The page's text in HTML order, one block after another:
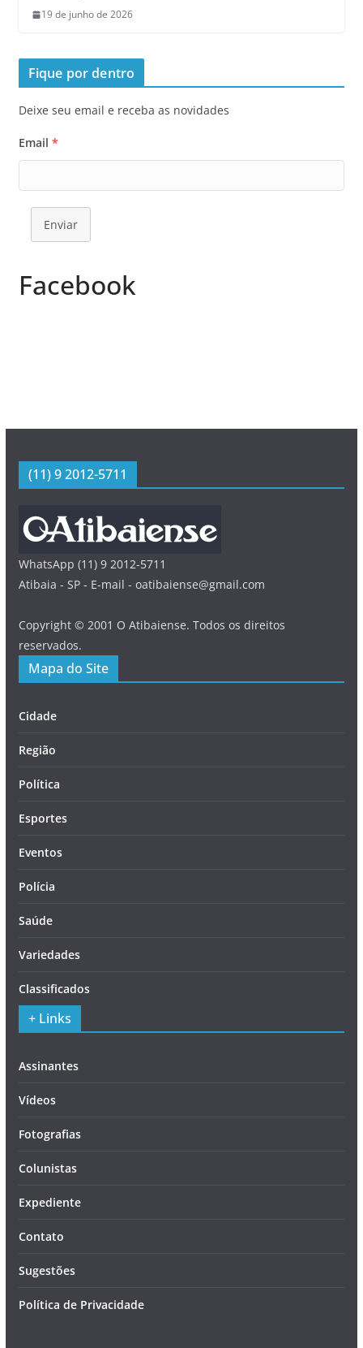
19 de junho de 2026
Fique por dentro
Deixe seu email e receba as novidades
Email *
Enviar
Facebook
(11) 9 2012-5711
WhatsApp (11) 9 2012-5711
Atibaia - SP - E-mail - oatibaiense@gmail.com
Copyright © 2001 O Atibaiense. Todos os direitos
reservados.
Mapa do Site
Cidade
Região
Política
Esportes
Eventos
Polícia
Saúde
Variedades
Classificados
+ Links
Assinantes
Vídeos
Fotografias
Colunistas
Expediente
Contato
Sugestões
Política de Privacidade